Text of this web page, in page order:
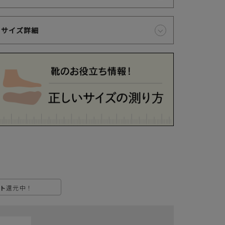
サイズ詳細
還元中！
、ご指定の口座から引落としさせていただきます。
特定商取引法に基づく表示
個人情報保護方針
返品特約について